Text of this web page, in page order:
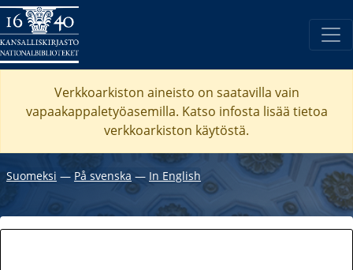
Verkkoarkiston aineisto on saatavilla vain
vapaakappaletyöasemilla. Katso infosta lisää tietoa
verkkoarkiston käytöstä.
Suomeksi ― På svenska ― In English